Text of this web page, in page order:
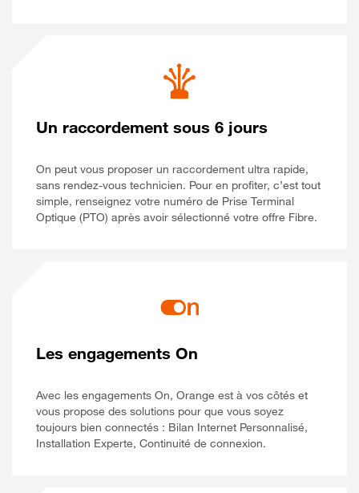
Un raccordement sous 6 jours
On peut vous proposer un raccordement ultra rapide,
sans rendez-vous technicien. Pour en profiter, c’est tout
simple, renseignez votre numéro de Prise Terminal
Optique (PTO) après avoir sélectionné votre offre Fibre.
Les engagements On
Avec les engagements On, Orange est à vos côtés et
vous propose des solutions pour que vous soyez
toujours bien connectés : Bilan Internet Personnalisé,
Installation Experte, Continuité de connexion.